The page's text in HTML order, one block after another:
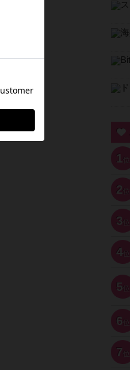
1 位
2 位
3 位
4位
5 位
6 位
7 位